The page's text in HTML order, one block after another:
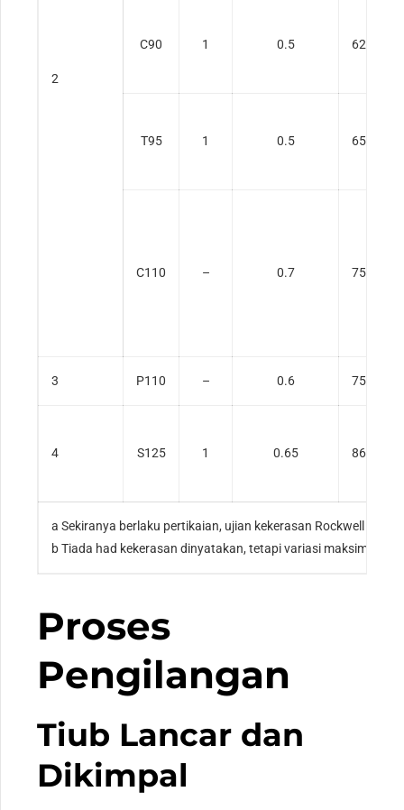
2
C90 1 0.5 621
T95 1 0.5 655
C110 – 0.7 758
3 P110 – 0.6 758
4 S125 1 0.65 862
a Sekiranya berlaku pertikaian, ujian kekerasan Rockwell C
b Tiada had kekerasan dinyatakan, tetapi variasi maksimum
Proses
Pengilangan
Tiub Lancar dan
Dikimpal